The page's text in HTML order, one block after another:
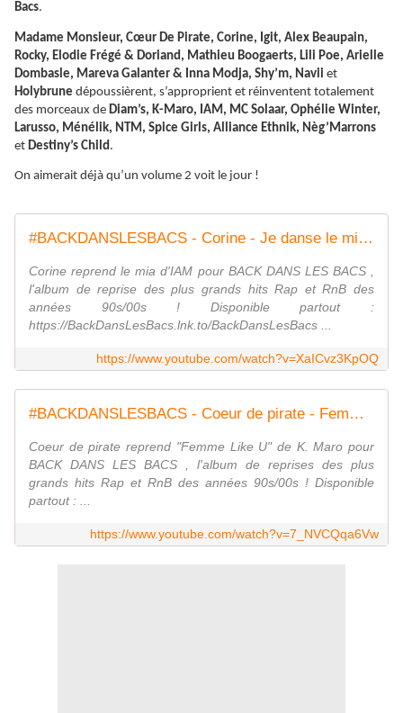
Bacs.
Madame Monsieur, Cœur De Pirate, Corine, Igit, Alex Beaupain,
Rocky, Elodie Frégé & Doriand, Mathieu Boogaerts, Lili Poe, Arielle
Dombasle, Mareva Galanter & Inna Modja, Shy’m, Navii et
Holybrune dépoussièrent, s’approprient et réinventent totalement
des morceaux de Diam’s, K-Maro, IAM, MC Solaar, Ophélie Winter,
Larusso, Ménélik, NTM, Spice Girls, Alliance Ethnik, Nèg’Marrons
et Destiny’s Child .
On aimerait déjà qu’un volume 2 voit le jour !
#BACKDANSLESBACS - Corine - Je danse le mia (clip officiel)
Corine reprend le mia d'IAM pour BACK DANS LES BACS ,
l'album de reprise des plus grands hits Rap et RnB des
années 90s/00s ! Disponible partout :
https://BackDansLesBacs.lnk.to/BackDansLesBacs ...
https://www.youtube.com/watch?v=XaICvz3KpOQ
#BACKDANSLESBACS - Coeur de pirate - Femme like U (clip officiel)
Coeur de pirate reprend "Femme Like U" de K. Maro pour
BACK DANS LES BACS , l'album de reprises des plus
grands hits Rap et RnB des années 90s/00s ! Disponible
partout : ...
https://www.youtube.com/watch?v=7_NVCQqa6Vw